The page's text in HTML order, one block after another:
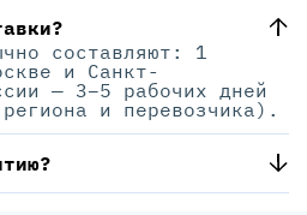
составляют: 1
и Санкт-
— 3–5 рабочих дней
и перевозчика).